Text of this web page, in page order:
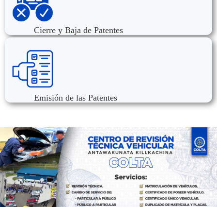
Cierre y Baja de Patentes
Emisión de las Patentes